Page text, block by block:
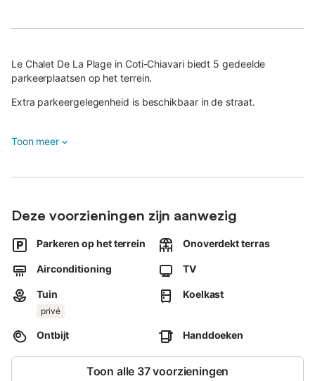
Le Chalet De La Plage in Coti-Chiavari biedt 5 gedeelde
parkeerplaatsen op het terrein.
Extra parkeergelegenheid is beschikbaar in de straat.
Toon meer
Deze voorzieningen zijn aanwezig
Parkeren op het terrein Onoverdekt terras
Airconditioning TV
Tuin
privé
Koelkast
Ontbijt Handdoeken
Toon alle 37 voorzieningen